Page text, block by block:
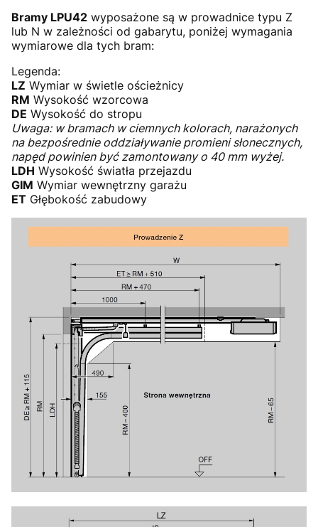
Bramy LPU42 wyposażone są w prowadnice typu Z
lub N w zależności od gabarytu, poniżej wymagania
wymiarowe dla tych bram:
Legenda:
LZ Wymiar w świetle ościeżnicy
RM Wysokość wzorcowa
DE Wysokość do stropu
Uwaga: w bramach w ciemnych kolorach, narażonych
na bezpośrednie oddziaływanie promieni słonecznych,
napęd powinien być zamontowany o 40 mm wyżej.
LDH Wysokość światła przejazdu
GIM Wymiar wewnętrzny garażu
ET Głębokość zabudowy